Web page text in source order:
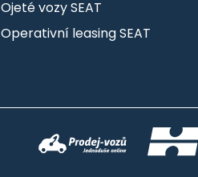
Ojeté vozy SEAT
Operativní leasing SEAT